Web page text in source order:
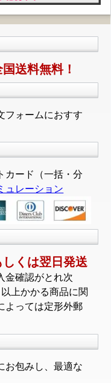
国送料無料！
フォームにおすす
カード（一括・分
ュレーション
しくは翌日発送
金確認がとれ次
上かかる商品に関
よっては定形外郵
お包みし、最適な